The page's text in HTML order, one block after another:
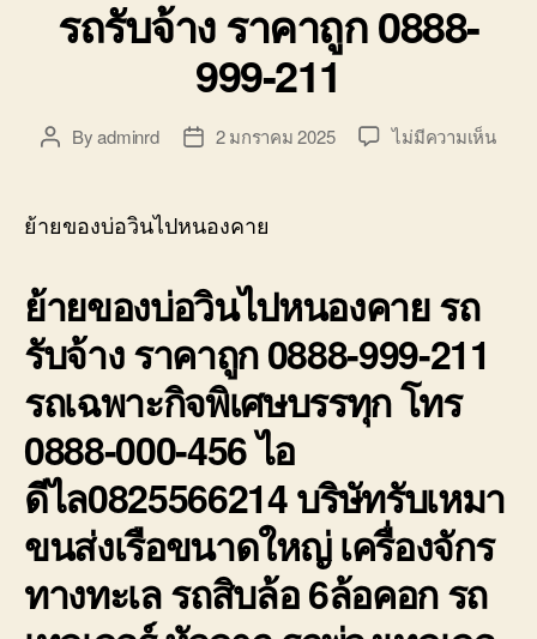
รถ
รับจ้าง
ใน
เขต
บ่อ
วิน
รถรับจ้าง ราคาถูก 0888-
999-211
PostByadminrd
Post2 มกราคม 2025 ไม่มีความเห็นบน
ย้ายของบ่อวินไปหนองคาย
ย้ายของบ่อวินไปหนองคาย รถ
รับจ้าง ราคาถูก 0888-999-211
รถเฉพาะกิจพิเศษบรรทุก โทร
0888-000-456 ไอ
ดีไล0825566214 บริษัทรับเหมา
ขนส่งเรือขนาดใหญ่ เครื่องจักร
ทางทะเล รถสิบล้อ 6ล้อคอก รถ